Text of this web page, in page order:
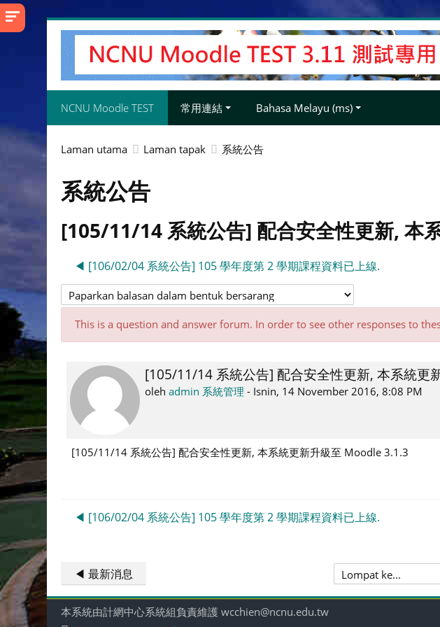
Langkau
NCNU Moodle TEST 常用連結 Bahasa Melayu ‎(ms)‎
Laman utama Laman tapak 系統公告
系統公告
[105/11/14 系統公告] 配合安全性更新, 本
◀︎ [106/02/04 系統公告] 105 學年度第 2 學期課程資料已上線.
This is a question and answer forum. In order to see other responses to
[105/11/14 系統公告] 配合安全性更新, 本系統更
olehadmin 系統管理 - Isnin, 14 November 2016, 8:08 PM
Number
of
[105/11/14 系統公告] 配合安全性更新, 本系統更新升級至 Moodle 3.1.3
◀︎ [106/02/04 系統公告] 105 學年度第 2 學期課程資料已上線.
◀︎ 最新消息
Lompat
ke...
本系統由計網中心系統組負責維護 wcchien@ncnu.edu.tw